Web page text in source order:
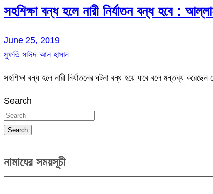
সহশিক্ষা বন্ধ হলে নারী নির্যাতন বন্ধ হবে :
June 25, 2019
মুফতি সাঈদ আল হাসান
সহশিক্ষা বন্ধ হলে নারী নির্যাতনের ঘটনা বন্ধ হয়ে যাবে বলে মন্তব্য
Search
Search
নামাযের সময়সূচী